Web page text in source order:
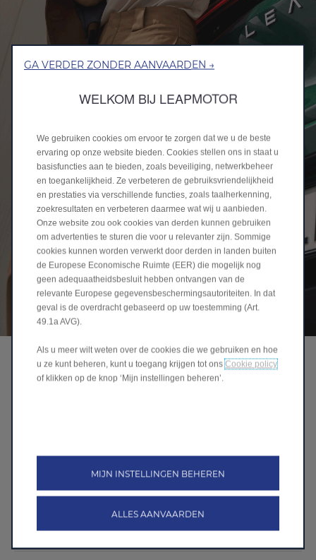
Reserveer je testrit hier
GA VERDER ZONDER AANVAARDEN →
WELKOM BIJ LEAPMOTOR
We gebruiken cookies om ervoor te zorgen dat we u de beste
ervaring op onze website bieden. Cookies stellen ons in staat u
basisfuncties aan te bieden, zoals beveiliging, netwerkbeheer
en toegankelijkheid. Ze verbeteren de gebruiksvriendelijkheid
en prestaties via verschillende functies, zoals taalherkenning,
zoekresultaten en verbeteren daarmee wat wij u aanbieden.
Onze website zou ook cookies van derden kunnen gebruiken
om advertenties te sturen die voor u relevanter zijn. Sommige
cookies kunnen worden verwerkt door derden in landen buiten
de Europese Economische Ruimte (EER) die mogelijk nog
geen adequaatheidsbesluit hebben ontvangen van de
relevante Europese gegevensbeschermingsautoriteiten. In dat
geval is de overdracht gebaseerd op uw toestemming (Art.
49.1a AVG).
Als u meer wilt weten over de cookies die we gebruiken en hoe
u ze kunt beheren, kunt u toegang krijgen tot ons Cookie policy
of klikken op de knop ‘Mijn instellingen beheren’.
MIJN INSTELLINGEN BEHEREN
ALLES AANVAARDEN